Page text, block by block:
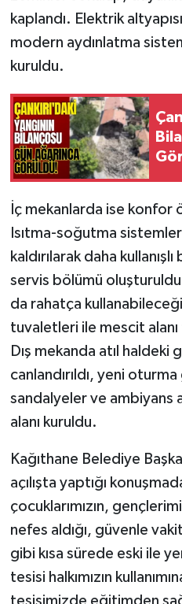
kaplandı. Elektrik
modern aydınlatma
kuruldu.
İç mekanlarda ise konfor
Isıtma-soğutma
kaldırılarak daha
servis bölümü
da rahatça
tuvaletleri ile mescit
Dış mekanda atıl haldeki
canlandırıldı, yeni
sandalyeler ve ambiyans
alanı kuruldu.
Kağıthane Belediye
açılışta yaptığı
çocuklarımızın,
nefes aldığı, güvenle
gibi kısa sürede eski ile
tesisi halkımızın
tesisimizde eğitimden